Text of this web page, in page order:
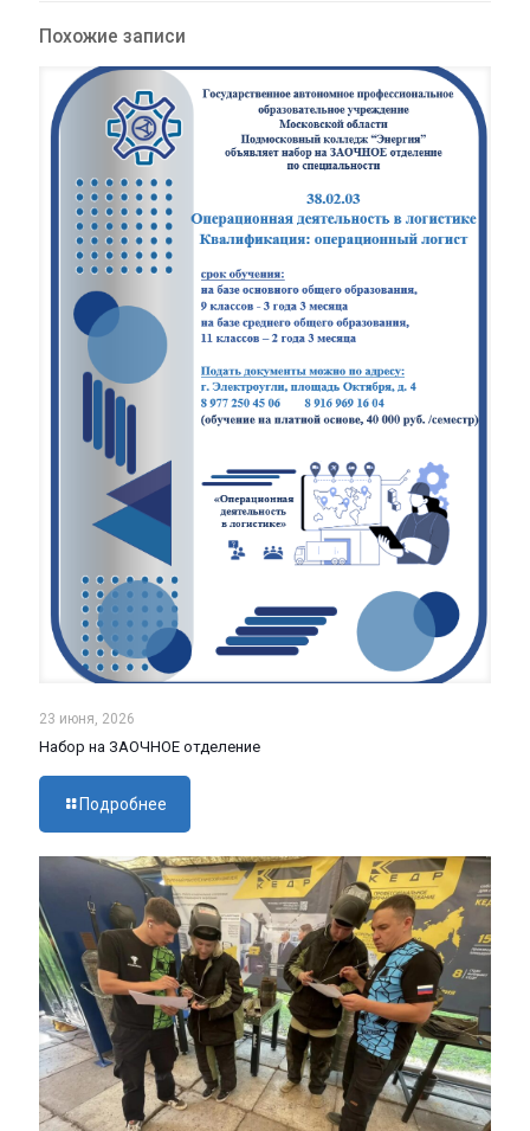
Похожие записи
23 июня, 2026
Набор на ЗАОЧНОЕ отделение
Подробнее